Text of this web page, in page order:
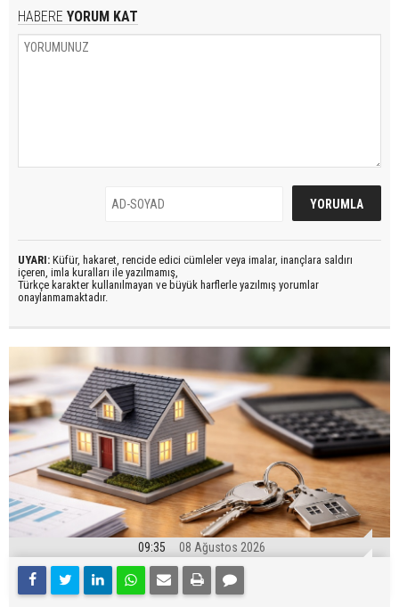
HABERE YORUM KAT
UYARI: Küfür, hakaret, rencide edici cümleler veya imalar, inançlara saldırı
içeren, imla kuralları ile yazılmamış,
Türkçe karakter kullanılmayan ve büyük harflerle yazılmış yorumlar
onaylanmamaktadır.
09:35 08 Ağustos 2026